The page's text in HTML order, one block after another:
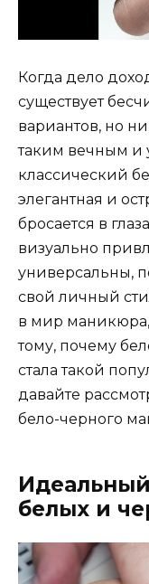
Когда дело
существует
вариантов, но
таким вечным и
классический
элегантная и
бросается в
визуально
универсальны,
свой личный
в мир
тому, почему
стала такой
давайте
бело-черного
белых и